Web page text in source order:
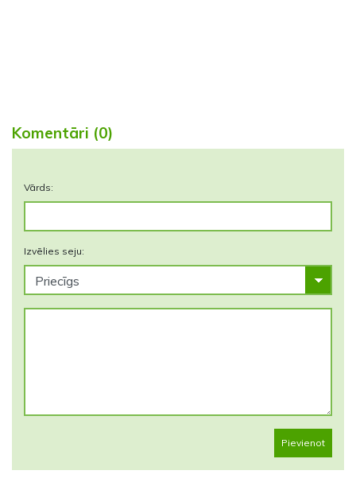
Komentāri (0)
Vārds:
Izvēlies seju:
Pievienot